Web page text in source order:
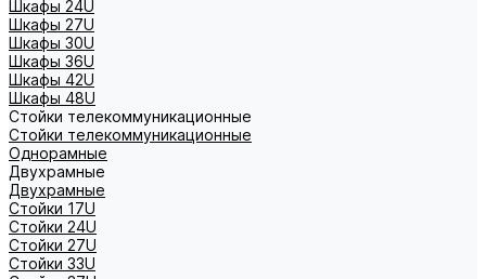
Шкафы 24U
Шкафы 27U
Шкафы 30U
Шкафы 36U
Шкафы 42U
Шкафы 48U
Стойки телекоммуникационные
Стойки телекоммуникационные
Однорамные
Двухрамные
Двухрамные
Стойки 17U
Стойки 24U
Стойки 27U
Стойки 33U